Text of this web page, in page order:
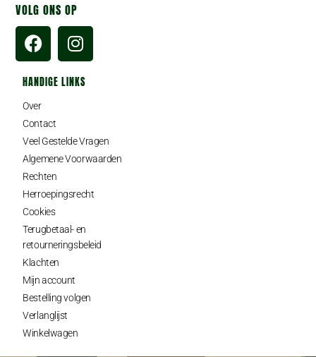
VOLG ONS OP
HANDIGE LINKS
Over
Contact
Veel Gestelde Vragen
Algemene Voorwaarden
Rechten
Herroepingsrecht
Cookies
Terugbetaal- en
retourneringsbeleid
Klachten
Mijn account
Bestelling volgen
Verlanglijst
Winkelwagen